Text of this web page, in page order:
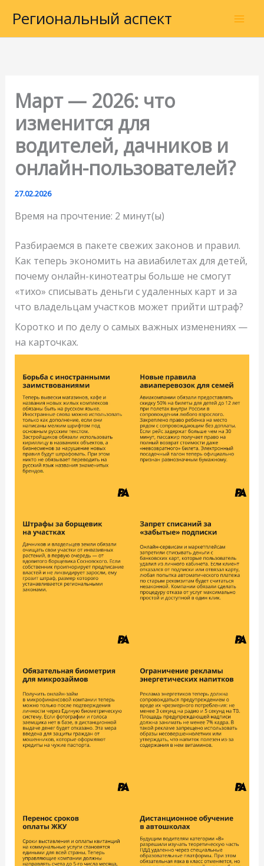
содержимому
Региональный аспект
Март — 2026: что
изменится для
водителей, дачников и
онлайн-пользователей?
27.02.2026
Время на прочтение: 2 минут(ы)
Разбираемся в пакете свежих законов и правил.
Как теперь экономить на авиабилетах для детей,
почему онлайн-кинотеатры больше не смогут
«тихо» списывать деньги с удаленных карт и за
что владельцам участков может прийти штраф?
Коротко и по делу о самых важных изменениях —
на карточках.